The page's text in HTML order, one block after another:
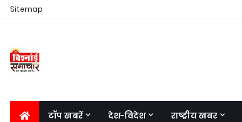
Sitemap
टॉप खबरें देश-विदेश राष्ट्रीय खबर